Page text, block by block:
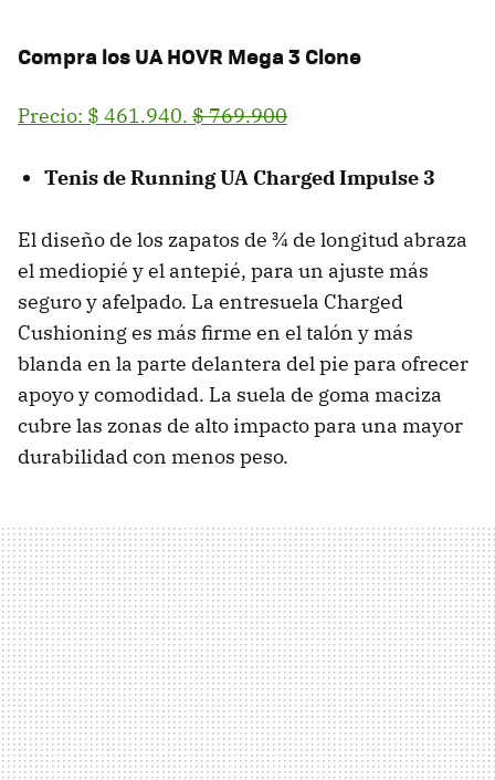
Compra losUA HOVR Mega 3 Clone
Precio: $ 461.940. $ 769.900
Tenis de Running UA Charged Impulse 3
El diseño de los zapatos de ¾ de longitud abraza
el mediopié y el antepié, para un ajuste más
seguro y afelpado. La entresuela Charged
Cushioning es más firme en el talón y más
blanda en la parte delantera del pie para ofrecer
apoyo y comodidad. La suela de goma maciza
cubre las zonas de alto impacto para una mayor
durabilidad con menos peso.